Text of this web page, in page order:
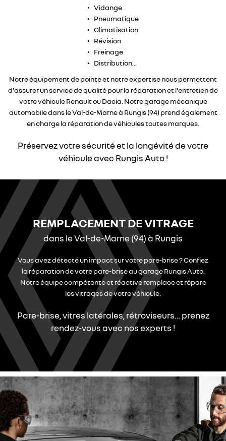
Vidange
Pneumatique
Climatisation
Révision
Freinage
Distribution...
Notre équipement de pointe et notre expertise nous permettent
d'assurer un service de qualité pour la réparation et l'entretien de
votre véhicule Renault ou Dacia. Notre garage mécanique
automobile dans le Val-de-Marne à Rungis (94) prend également
en charge la réparation de véhicules toutes marques.
Préservez votre sécurité et la longévité de votre
véhicule avec Rungis Auto !
REMPLACEMENT DE VITRAGE
dans le Val-de-Marne (94) à Rungis
Vous avez détecté un impact sur votre pare-brise ? Confiez
la réparation de votre pare-brise au garage Rungis Auto.
Notre équipe compétente et réactive remplace et répare
les vitrages de votre véhicule.
Pare-brise, vitres latérales, rétroviseurs… prenez
rendez-vous avec nos experts !